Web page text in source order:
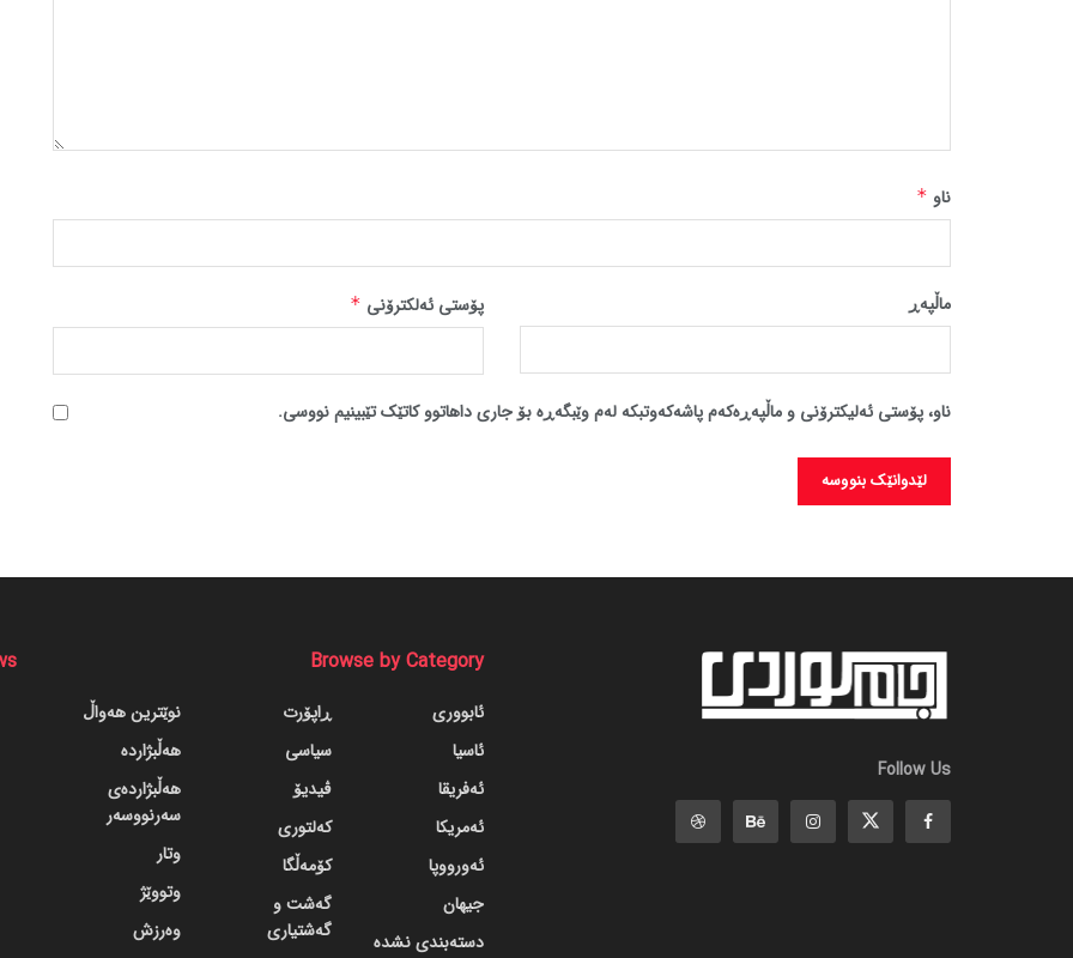
ناو *
پۆستی ئەلکترۆنی * ماڵپه‌ڕ
ناو، پۆستی ئەلیکترۆنی و ماڵپەڕەکەم پاشەکەوتبکە لەم وێبگەڕە بۆ جاری داهاتوو کاتێک تێبینیم نووسی.
Follow Us
Browse by Category
ئابووری
ئاسیا
ئەفریقا
ئەمریکا
ئەورووپا
جیهان
دسته‌بندی نشده
ڕاپۆرت
سیاسی
ڤیدیۆ
کەلتوری
کۆمەڵگا
گه‌شت و
گه‌شتیاری
نوێترین هەواڵ
هەڵبژاردە
هەڵبژاردەی
سەرنووسەر
وتار
وتووێژ
وەرزش